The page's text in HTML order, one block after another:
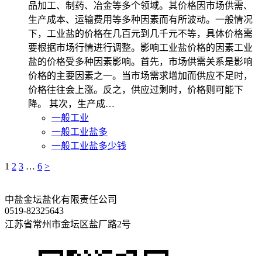
品加工、制药、冶金等多个领域。其价格因市场供需、
生产成本、运输费用等多种因素而有所波动。一般情况
下，工业盐的价格在几百元到几千元不等，具体价格需
要根据市场行情进行调整。影响工业盐价格的因素工业
盐的价格受多种因素影响。首先，市场供需关系是影响
价格的主要因素之一。当市场需求增加而供应不足时，
价格往往会上涨。反之，供应过剩时，价格则可能下
降。 其次，生产成…
一般工业
一般工业盐多
一般工业盐多少钱
1 2 3 … 6 >
中盐金坛盐化有限责任公司
0519-82325643
江苏省常州市金坛区盐厂路2号